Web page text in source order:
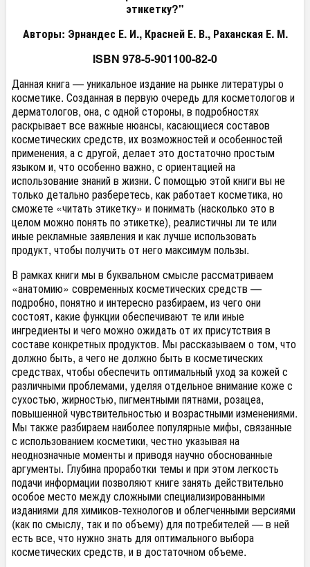
этикетку?"
Авторы: Эрнандес Е. И., Красней Е. В., Раханская Е. М.
ISBN 978-5-901100-82-0
Данная книга — уникальное издание на рынке литературы о
косметике. Созданная в первую очередь для косметологов и
дерматологов, она, с одной стороны, в подробностях
раскрывает все важные нюансы, касающиеся составов
косметических средств, их возможностей и особенностей
применения, а с другой, делает это достаточно простым
языком и, что особенно важно, с ориентацией на
использование знаний в жизни. С помощью этой книги вы не
только детально разберетесь, как работает косметика, но
сможете «читать этикетку» и понимать (насколько это в
целом можно понять по этикетке), реалистичны ли те или
иные рекламные заявления и как лучше использовать
продукт, чтобы получить от него максимум пользы.
В рамках книги мы в буквальном смысле рассматриваем
«анатомию» современных косметических средств —
подробно, понятно и интересно разбираем, из чего они
состоят, какие функции обеспечивают те или иные
ингредиенты и чего можно ожидать от их присутствия в
составе конкретных продуктов. Мы рассказываем о том, что
должно быть, а чего не должно быть в косметических
средствах, чтобы обеспечить оптимальный уход за кожей с
различными проблемами, уделяя отдельное внимание коже с
сухостью, жирностью, пигментными пятнами, розацеа,
повышенной чувствительностью и возрастными изменениями.
Мы также разбираем наиболее популярные мифы, связанные
с использованием косметики, честно указывая на
неоднозначные моменты и приводя научно обоснованные
аргументы. Глубина проработки темы и при этом легкость
подачи информации позволяют книге занять действительно
особое место между сложными специализированными
изданиями для химиков-технологов и облегченными версиями
(как по смыслу, так и по объему) для потребителей — в ней
есть все, что нужно знать для оптимального выбора
косметических средств, и в достаточном объеме.